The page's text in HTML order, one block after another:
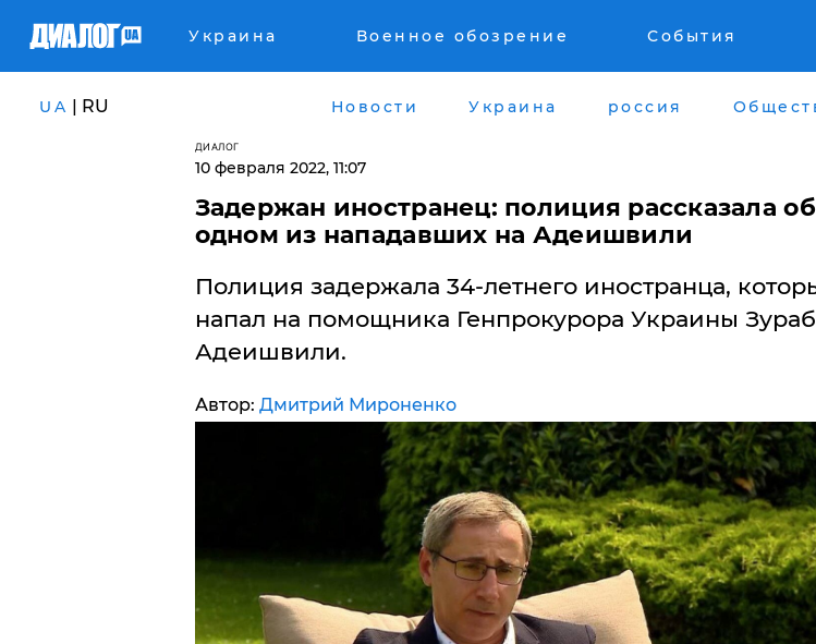
Украина Военное обозрение События
UA | RU Новости Украина россия
ДИАЛОГ
10 февраля 2022, 11:07
​Задержан иностранец: полиция рассказала об
одном из нападавших на Адеишвили
Полиция задержала 34-летнего иностранца,
напал на помощника Генпрокурора Украины
Адеишвили.
Автор: Дмитрий Мироненко